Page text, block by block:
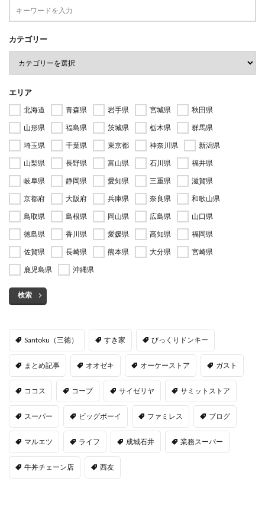
カテゴリー
エリア
北海道 青森県 岩手県 宮城県
秋田県
山形県
福島県 茨城県 栃木県
群馬県
埼玉県
千葉県 東京都 神奈川県
新潟県
山梨県
長野県 富山県 石川県
福井県
岐阜県
静岡県 愛知県 三重県
滋賀県
京都府
大阪府 兵庫県 奈良県
和歌山県
鳥取県
島根県 岡山県 広島県
山口県
徳島県
香川県 愛媛県 高知県
福岡県
佐賀県
長崎県 熊本県 大分県
宮崎県
鹿児島県
沖縄県
検索
Santoku（三徳） すき家 びっくりドンキー
まとめ記事 オオゼキ オーケーストア ガスト
ココス コープ サイゼリヤ サミットストア
スーパー ビッグボーイ ファミレス ブログ
マルエツ ライフ 成城石井 業務スーパー
牛丼チェーン店 西友